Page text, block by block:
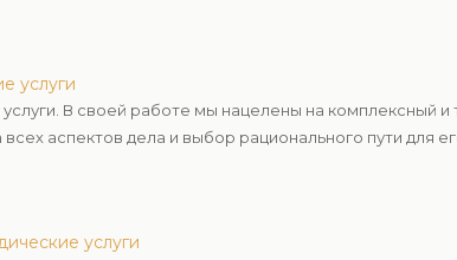
услуги
В своей работе мы нацелены на комплексный
аспектов дела и выбор рационального пути для
услуги